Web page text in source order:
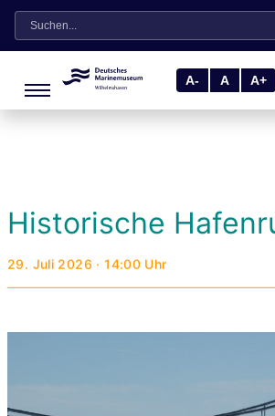
Suche
A- A A+
Historische
29. Juli 2026 · 14:00 Uhr